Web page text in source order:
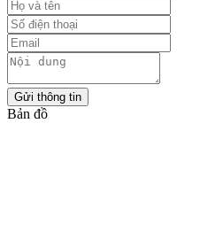
Gửi thông tin
Bản đồ